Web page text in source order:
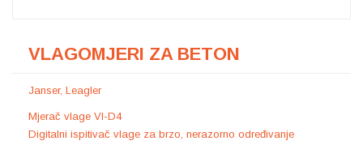
VLAGOMJERI ZA BETON
Janser, Leagler
Mjerač vlage VI-D4
Digitalni ispitivač vlage za brzo, nerazorno određivanje